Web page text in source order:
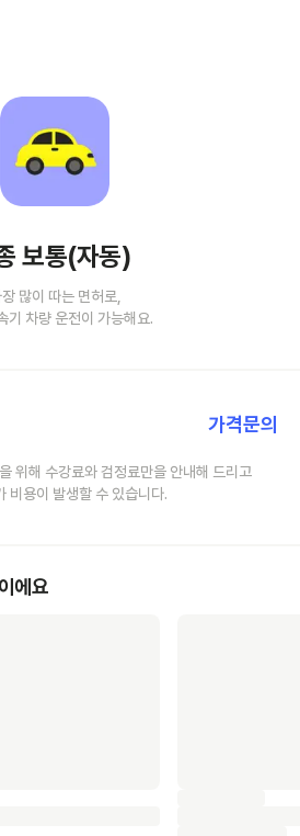
보통(자동)
많이 따는 면허로,
기 차량 운전이 가능해요.
가격문의
위해 수강료와 검정료만을 안내해 드리고
비용이 발생할 수 있습니다.
에요